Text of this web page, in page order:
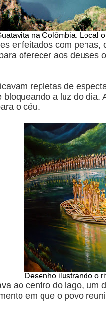
na Colômbia. Local
enfeitados com
oferecer aos deuses
repletas de
bloqueando a luz do
o céu.
Desenho ilustrando o
ao centro do lago, um
em que o povo